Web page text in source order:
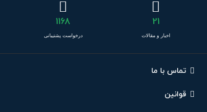
21
اخبار و مقالات
1168
درخواست پشتیبانی
تماس با ما
قوانین